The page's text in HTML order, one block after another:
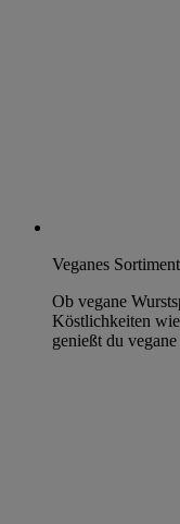
Veganes Sortiment
Ob vegane
Köstlichkeiten
genießt du